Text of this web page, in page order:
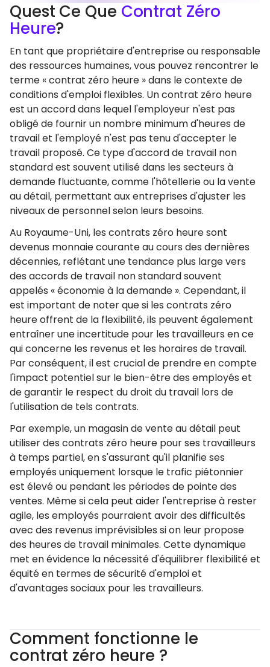
Quest Ce Que Contrat Zéro
Heure?
En tant que propriétaire d'entreprise ou responsable
des ressources humaines, vous pouvez rencontrer le
terme « contrat zéro heure » dans le contexte de
conditions d'emploi flexibles. Un contrat zéro heure
est un accord dans lequel l'employeur n'est pas
obligé de fournir un nombre minimum d'heures de
travail et l'employé n'est pas tenu d'accepter le
travail proposé. Ce type d'accord de travail non
standard est souvent utilisé dans les secteurs à
demande fluctuante, comme l'hôtellerie ou la vente
au détail, permettant aux entreprises d'ajuster les
niveaux de personnel selon leurs besoins.
Au Royaume-Uni, les contrats zéro heure sont
devenus monnaie courante au cours des dernières
décennies, reflétant une tendance plus large vers
des accords de travail non standard souvent
appelés « économie à la demande ». Cependant, il
est important de noter que si les contrats zéro
heure offrent de la flexibilité, ils peuvent également
entraîner une incertitude pour les travailleurs en ce
qui concerne les revenus et les horaires de travail.
Par conséquent, il est crucial de prendre en compte
l'impact potentiel sur le bien-être des employés et
de garantir le respect du droit du travail lors de
l'utilisation de tels contrats.
Par exemple, un magasin de vente au détail peut
utiliser des contrats zéro heure pour ses travailleurs
à temps partiel, en s'assurant qu'il planifie ses
employés uniquement lorsque le trafic piétonnier
est élevé ou pendant les périodes de pointe des
ventes. Même si cela peut aider l'entreprise à rester
agile, les employés pourraient avoir des difficultés
avec des revenus imprévisibles si on leur propose
des heures de travail minimales. Cette dynamique
met en évidence la nécessité d'équilibrer flexibilité et
équité en termes de sécurité d'emploi et
d'avantages sociaux pour les travailleurs.
Comment fonctionne le
contrat zéro heure ?